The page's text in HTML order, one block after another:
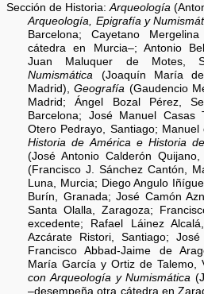
Sección de Historia: Arqueología
Arqueología, Epigrafía y
Barcelona; Cayetano
cátedra en Murcia–; Antonio
Juan Maluquer de Motes,
Numismática (Joaquín María
Madrid),Geografía (Gaudencio
Madrid; Ángel Bozal Pérez,
Barcelona; José Manuel Casas
Otero Pedrayo, Santiago; Manuel
Historia de América e Historia
(José Antonio Calderón
(Francisco J. Sánchez Cantón,
Luna, Murcia; Diego Angulo
Burín, Granada; José Camón
Santa Olalla, Zaragoza;
excedente; Rafael Láinez
Azcárate Ristori, Santiago;
Francisco Abbad-Jaime de
María García y Ortiz de Talemo,
con Arqueología y Numismática
–desempeña otra cátedra en